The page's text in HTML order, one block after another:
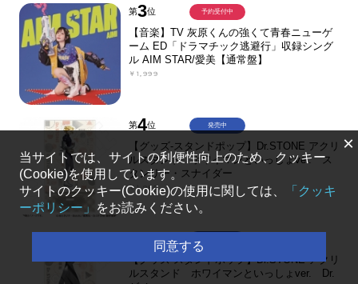
第3位
【音楽】TV 灰原くんの強くて青春ニューゲ
ーム ED「ドラマチック逃避行」収録シング
ル AIM STAR/愛美【通常盤】
￥1,999
予約受付中
第4位
【グッズ-スタンドポップ】Dr.STONE アクリ
ルスタンド ホワイマンといっしょver. ス
タンリー・スナイダー
￥1,980
発売中
5 位
【グッズ-スタンドポップ】Dr.STONE アクリ
ルスタンド ホワイマンといっしょver. Dr.
×
当サイトでは、サイトの利便性向上のため、クッキー
(Cookie)を使用しています。
サイトのクッキー(Cookie)の使用に関しては、
「クッキ
ーポリシー」
をお読みください。
同意する